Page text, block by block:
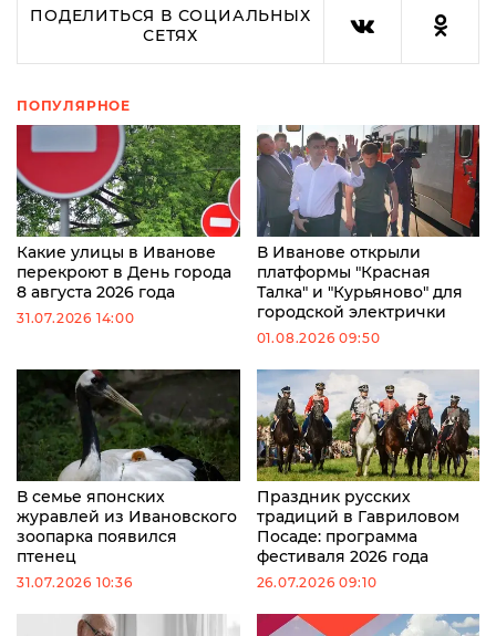
ПОДЕЛИТЬСЯ В СОЦИАЛЬНЫХ
СЕТЯХ
ПОПУЛЯРНОЕ
Какие улицы в Иванове
перекроют в День города
8 августа 2026 года
31.07.2026 14:00
В Иванове открыли
платформы "Красная
Талка" и "Курьяново" для
городской электрички
01.08.2026 09:50
В семье японских
журавлей из Ивановского
зоопарка появился
птенец
31.07.2026 10:36
Праздник русских
традиций в Гавриловом
Посаде: программа
фестиваля 2026 года
26.07.2026 09:10